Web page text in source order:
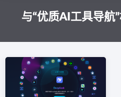
与“优质AI工具导航